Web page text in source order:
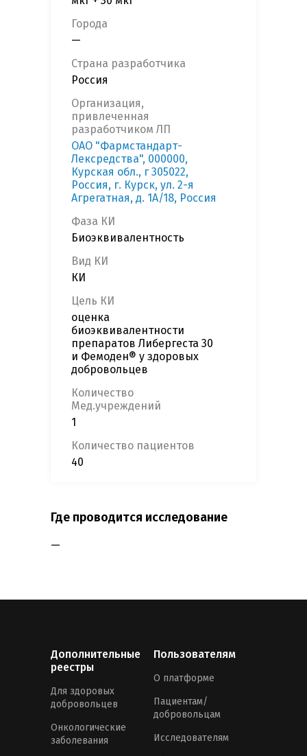
Города
—
Страна разработчика
Россия
Организация,
привлеченная
разработчиком ЛП
ОАО "Фармстандарт-
Лексредства", 000000,
Курская обл., г 305022,
Россия, г. Курск, ул. 2-я
Агрегатная, д. 1А/18, Россия
Фаза КИ
Биоэквивалентность
Вид КИ
КИ
Цель КИ
оценка
биоэквивалентности
препаратов Либергеста 30
и Фемоден® у здоровых
добровольцев
Количество
Мед.учреждений
1
Количество пациентов
40
Где проводится исследование
—
Дополнительные
реестры
Для здоровых
добровольцев
Онкологические
заболевания
Пользователям
О платформе
Пациентам/
добровольцам
Исследователям